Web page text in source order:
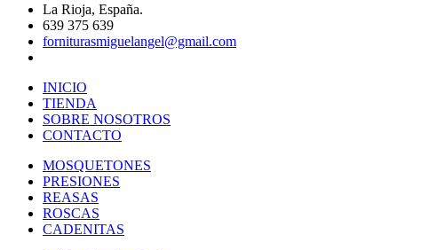
La Rioja, España.
639 375 639
forniturasmiguelangel@gmail.com
INICIO
TIENDA
SOBRE NOSOTROS
CONTACTO
MOSQUETONES
PRESIONES
REASAS
ROSCAS
CADENITAS